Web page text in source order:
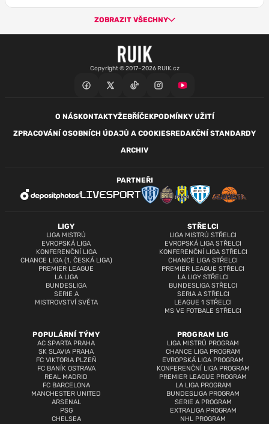
ZOBRAZIT VŠECHNY
Copyright © 2017–2026 RUIK.cz
O NÁSKONTAKTYŽEBŘÍČEKPODMÍNKY UŽITÍ
ZPRACOVÁNÍ OSOBNÍCH ÚDAJŮ A COOKIESREDAKČNÍ STANDARDY
ARCHIV
LIGY
LIGA MISTRŮ
EVROPSKÁ LIGA
KONFERENČNÍ LIGA
CHANCE LIGA (1. ČESKÁ LIGA)
PREMIER LEAGUE
LA LIGA
BUNDESLIGA
SERIE A
MISTROVSTVÍ SVĚTA
STŘELCI
LIGA MISTRŮ STŘELCI
EVROPSKÁ LIGA STŘELCI
KONFERENČNÍ LIGA STŘELCI
CHANCE LIGA STŘELCI
PREMIER LEAGUE STŘELCI
LA LIGY STŘELCI
BUNDESLIGA STŘELCI
SERIA A STŘELCI
LEAGUE 1 STŘELCI
MS VE FOTBALE STŘELCI
POPULÁRNÍ TÝMY
AC SPARTA PRAHA
SK SLAVIA PRAHA
FC VIKTORIA PLZEŇ
FC BANÍK OSTRAVA
REAL MADRID
FC BARCELONA
MANCHESTER UNITED
ARSENAL
PSG
CHELSEA
PROGRAM LIG
LIGA MISTRŮ PROGRAM
CHANCE LIGA PROGRAM
EVROPSKÁ LIGA PROGRAM
KONFERENČNÍ LIGA PROGRAM
PREMIER LEAGUE PROGRAM
LA LIGA PROGRAM
BUNDESLIGA PROGRAM
SERIE A PROGRAM
EXTRALIGA PROGRAM
NHL PROGRAM
PARTNEŘI